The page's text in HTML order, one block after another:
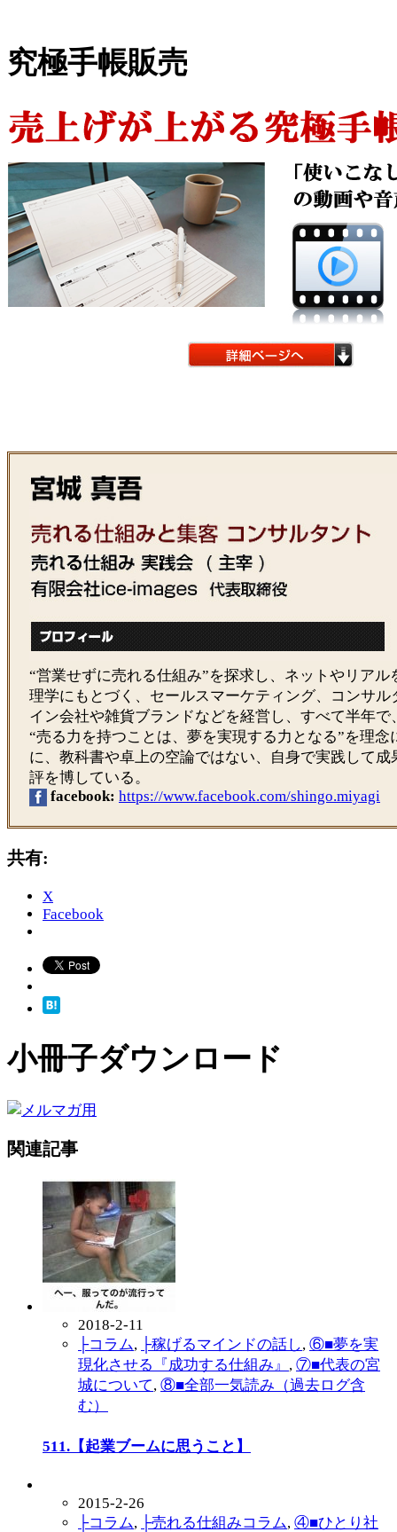
究極手帳販売
“営業せずに売れる仕組み”を探求し、ネットやリア
理学にもとづく、セールスマーケティング、コンサ
イン会社や雑貨ブランドなどを経営し、すべて半年
“売る力を持つことは、夢を実現する力となる”を理
に、教科書や卓上の空論ではない、自身で実践して
評を博している。
facebook: https://www.facebook.com/shingo.miyagi
共有:
X
Facebook
小冊子ダウンロード
関連記事
2018-2-11
├コラム, ├稼げるマインドの話し, ⑥■夢を実
現化させる『成功する仕組み』 , ⑦■代表の宮
城について, ⑧■全部一気読み（過去ログ含
む）
511.【起業ブームに思うこと】
2015-2-26
├コラム, ├売れる仕組みコラム, ④■ひとり社